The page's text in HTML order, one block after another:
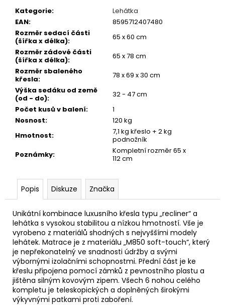
Kategorie:
Lehátka
EAN:
8595712407480
Rozměr sedací části
(šířka x délka):
65 x 60 cm
Rozměr zádové části
(šířka x délka):
65 x 78 cm
Rozměr sbaleného
křesla:
78 x 69 x 30 cm
Výška sedáku od země
(od - do):
32 - 47 cm
Počet kusů v balení:
1
Nosnost:
120 kg
Hmotnost:
7,1 kg křeslo + 2 kg
podnožník
Poznámky:
Kompletní rozměr 65 x
112 cm
Popis Diskuze Značka
Unikátní kombinace luxusního křesla typu „recliner“ a
lehátka s vysokou stabilitou a nízkou hmotností. Vše je
vyrobeno z materiálů shodných s nejvyššími modely
lehátek. Matrace je z materiálu „M850 soft-touch“, který
je nepřekonatelný ve snadnosti údržby a svými
výbornými izolačními schopnostmi. Přední část je ke
křeslu připojena pomocí zámků z pevnostního plastu a
jištěna silným kovovým zipem. Všech 6 nohou celého
kompletu je teleskopických a doplněných širokými
výkyvnými patkami proti zaboření.
e
m
e
ROHLÍKOVÉ
BOILIES
FLUO
30G
81
Kč